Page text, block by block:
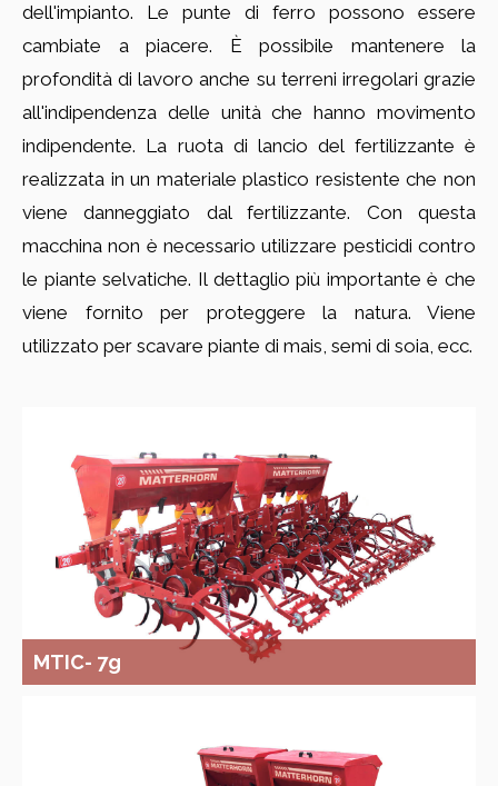
dell'impianto. Le punte di ferro possono essere
cambiate a piacere. È possibile mantenere la
profondità di lavoro anche su terreni irregolari grazie
all'indipendenza delle unità che hanno movimento
indipendente. La ruota di lancio del fertilizzante è
realizzata in un materiale plastico resistente che non
viene danneggiato dal fertilizzante. Con questa
macchina non è necessario utilizzare pesticidi contro
le piante selvatiche. Il dettaglio più importante è che
viene fornito per proteggere la natura. Viene
utilizzato per scavare piante di mais, semi di soia, ecc.
MTIC- 7g